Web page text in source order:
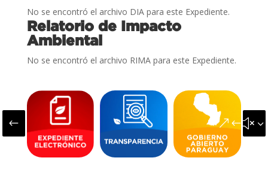
No se encontró el archivo DIA para este Expediente.
Relatorio de Impacto
Ambiental
No se encontró el archivo RIMA para este Expediente.
#